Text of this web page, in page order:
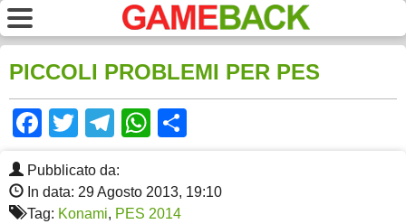
PICCOLI PROBLEMI PER PES
Facebook
TwitterTelegram
WhatsApp
Pubblicato da:
In data: 29 Agosto 2013, 19:10
Tag: Konami, PES 2014